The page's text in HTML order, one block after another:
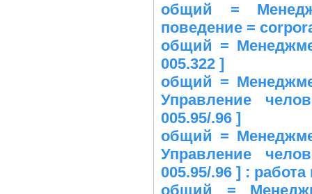
общий =
поведение =
общий =
005.322 ]
общий =
Управление
005.95/.96 ]
общий =
Управление
005.95/.96 ] :
общий =